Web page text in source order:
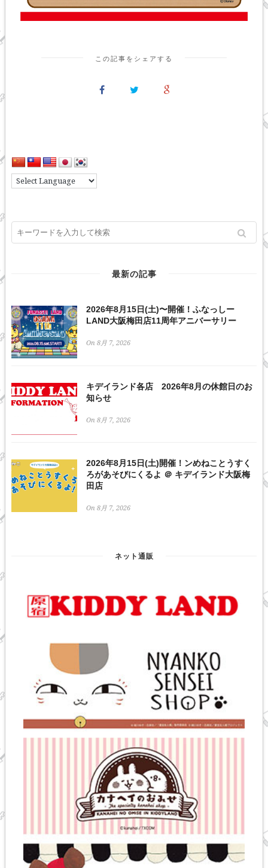
この記事をシェアする
最新の記事
2026年8月15日(土)〜開催！ふなっしー
LAND大阪梅田店11周年アニバーサリー
On 8月 7, 2026
キデイランド各店 2026年8月の休館日のお
知らせ
On 8月 7, 2026
2026年8月15日(土)開催！ンめねことうすく
ろがあそびにくるよ ＠ キデイランド大阪梅
田店
On 8月 7, 2026
ネット通販